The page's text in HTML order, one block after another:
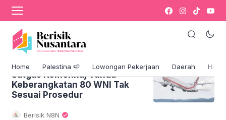
Home Palestina 🍉 Lowongan Pekerjaan Daerah
Pencegahan Haji Ilegal: Satgas Kemenhaj
Tunda Keberangkatan 80 WNI Tak Sesuai
Prosedur
Pencegahan Haji Ilegal:
Satgas Kemenhaj Tunda
Keberangkatan 80 WNI Tak
Sesuai Prosedur
Berisik N8N